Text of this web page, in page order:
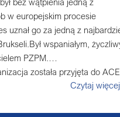
w europejskim procesie
uznał go za jedną z
wspaniałym,
PZPM.
została przyjęta do
Czytaj